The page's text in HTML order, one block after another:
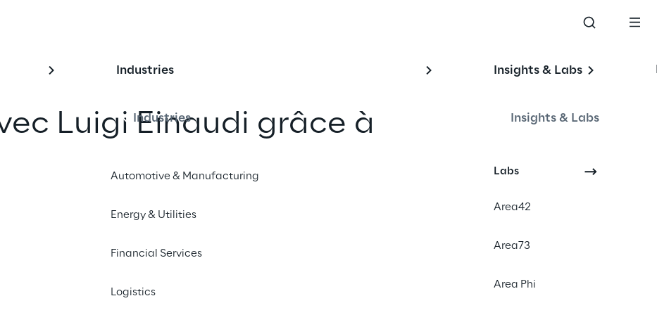
Industries
Industries
Automotive & Manufacturing
Energy & Utilities
Financial Services
Logistics
Insights & Labs
Insights & Labs
Labs
Area42
Area73
Area Phi
Luigi Einaudi grâce à
Einaudi en une expérience interactive